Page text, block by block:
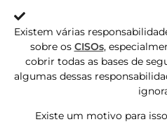
Existem várias
sobre os CISOs,
cobrir todas as bases de
algumas dessas
Existe um motivo para